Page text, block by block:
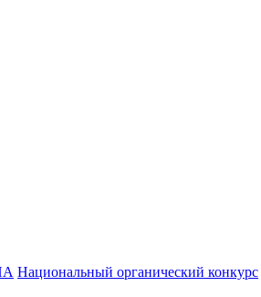
Национальный органический конкурс